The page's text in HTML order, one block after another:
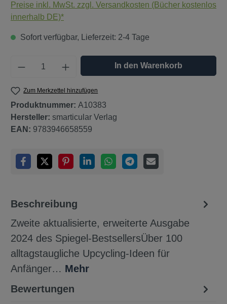
Preise inkl. MwSt. zzgl. Versandkosten (Bücher kostenlos
innerhalb DE)*
Sofort verfügbar, Lieferzeit: 2-4 Tage
Produkt Anzahl: Gib den gewünschten
In den Warenkorb
Zum Merkzettel hinzufügen
Produktnummer: A10383
Hersteller: smarticular Verlag
EAN: 9783946658559
Beschreibung
Zweite aktualisierte, erweiterte Ausgabe
2024 des Spiegel-BestsellersÜber 100
alltagstaugliche Upcycling-Ideen für
Anfänger… Mehr
Bewertungen